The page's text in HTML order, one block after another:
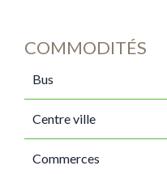
COMMODITÉS
Bus
Centre ville
Commerces